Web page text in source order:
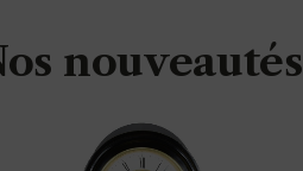
nouveautés